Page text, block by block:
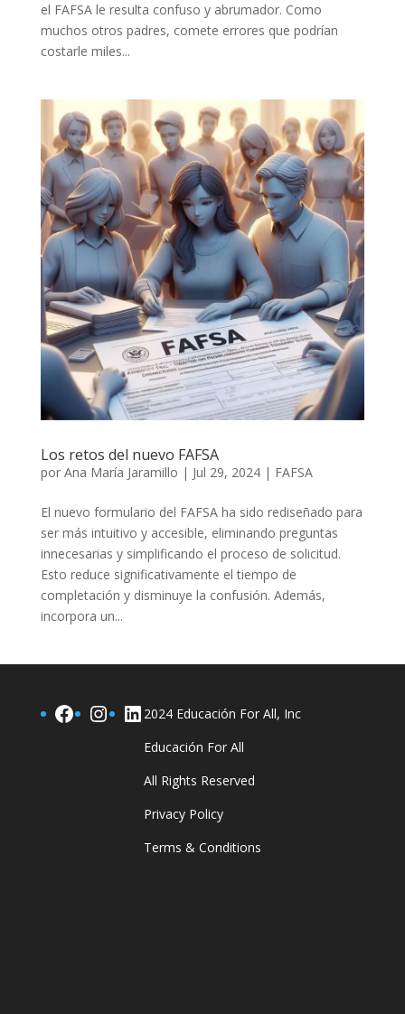
el FAFSA le resulta confuso y abrumador. Como
muchos otros padres, comete errores que podrían
costarle miles...
Los retos del nuevo FAFSA
por Ana María Jaramillo | Jul 29, 2024| FAFSA
El nuevo formulario del FAFSA ha sido rediseñado para
ser más intuitivo y accesible, eliminando preguntas
innecesarias y simplificando el proceso de solicitud.
Esto reduce significativamente el tiempo de
completación y disminuye la confusión. Además,
incorpora un...
Facebook Instagram LinkedIn 2024 Educación For All, Inc
Educación For All
All Rights Reserved
Privacy Policy
Terms & Conditions